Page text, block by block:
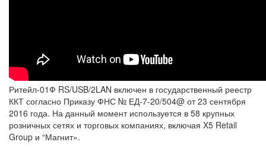
Ритейл-01Ф RS/USB/2LAN включен в государственный реестр
ККТ согласно Приказу ФНС № ЕД-7-20/504@ от 23 сентября
2016 года. На данный момент используется в 58 крупных
розничных сетях и торговых компаниях, включая X5 Retail
Group и “Магнит».